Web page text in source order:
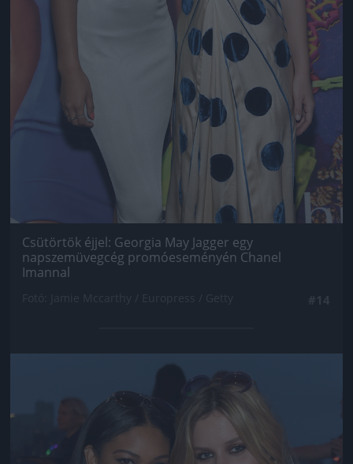
Csütörtök éjjel: Georgia May Jagger egy
napszemüvegcég promóeseményén Chanel
Imannal
Jön még kép!